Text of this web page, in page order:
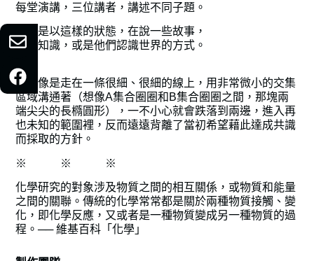
每堂演講，三位講者，講述不同子題。
大概是以這樣的狀態，在說一些故事，
或是知識，或是他們認識世界的方式。
我們像是走在一條很細、很細的線上，用非常微小的交集
區域溝通著（想像A集合圈圈和B集合圈圈之間，那塊兩
端尖尖的長橢圓形），一不小心就會跌落到兩邊，進入再
也未知的範圍裡，反而遠遠背離了當初希望藉此達成共識
而採取的方針。
※ ※ ※
化學研究的對象涉及物質之間的相互關係，或物質和能量
之間的關聯。傳統的化學常常都是關於兩種物質接觸、變
化，即化學反應，又或者是一種物質變成另一種物質的過
程。── 維基百科「化學」